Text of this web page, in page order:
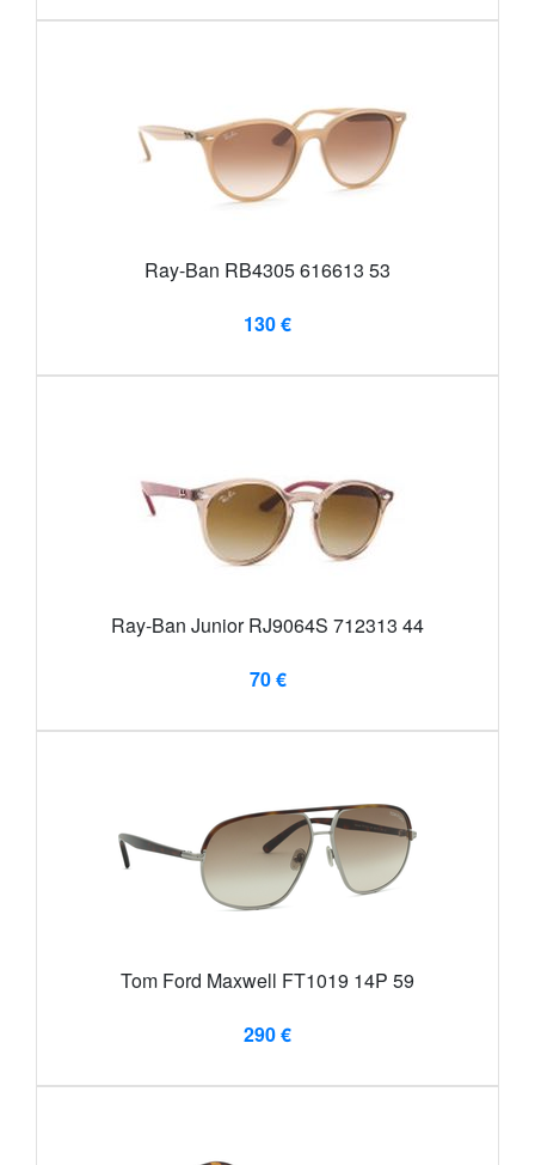
Ray-Ban RB4305 616613 53
130 €
Ray-Ban Junior RJ9064S 712313 44
70 €
Tom Ford Maxwell FT1019 14P 59
290 €